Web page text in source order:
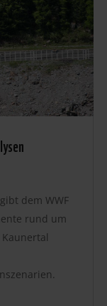
dem WWF
rund um